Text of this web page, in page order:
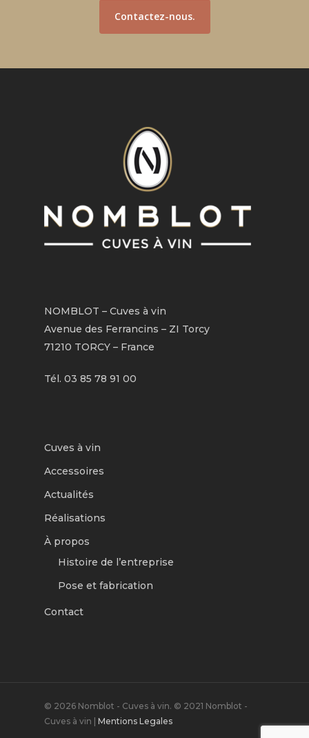
Contactez-nous.
NOMBLOT – Cuves à vin
Avenue des Ferrancins – ZI Torcy
71210 TORCY – France
Tél. 03 85 78 91 00
Cuves à vin
Accessoires
Actualités
Réalisations
À propos
Histoire de l’entreprise
Pose et fabrication
Contact
© 2026 Nomblot - Cuves à vin. © 2021 Nomblot -
Cuves à vin | Mentions Legales